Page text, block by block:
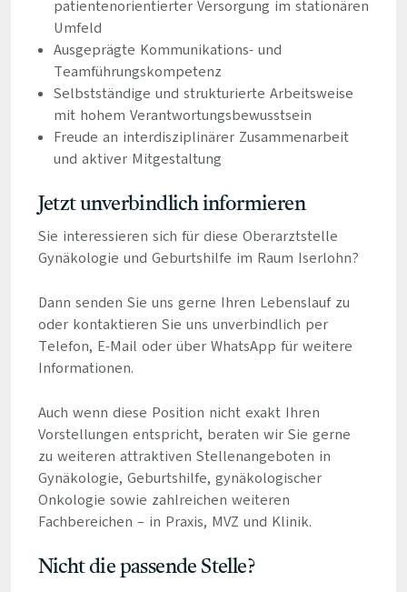
patientenorientierter Versorgung im stationären
Umfeld
Ausgeprägte Kommunikations- und
Teamführungskompetenz
Selbstständige und strukturierte Arbeitsweise
mit hohem Verantwortungsbewusstsein
Freude an interdisziplinärer Zusammenarbeit
und aktiver Mitgestaltung
Jetzt unverbindlich informieren
Sie interessieren sich für diese Oberarztstelle
Gynäkologie und Geburtshilfe im Raum Iserlohn?
Dann senden Sie uns gerne Ihren Lebenslauf zu
oder kontaktieren Sie uns unverbindlich per
Telefon, E-Mail oder über WhatsApp für weitere
Informationen.
Auch wenn diese Position nicht exakt Ihren
Vorstellungen entspricht, beraten wir Sie gerne
zu weiteren attraktiven Stellenangeboten in
Gynäkologie, Geburtshilfe, gynäkologischer
Onkologie sowie zahlreichen weiteren
Fachbereichen – in Praxis, MVZ und Klinik.
Nicht die passende Stelle?